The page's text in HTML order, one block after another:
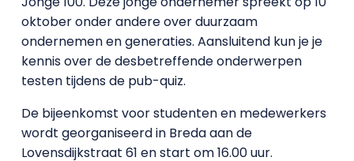
oktober onder andere over duurzaam
ondernemen en generaties. Aansluitend kun je je
kennis over de desbetreffende onderwerpen
testen tijdens de pub-quiz.
De bijeenkomst voor studenten en medewerkers
wordt georganiseerd in Breda aan de
Lovensdijkstraat 61 en start om 16.00 uur.